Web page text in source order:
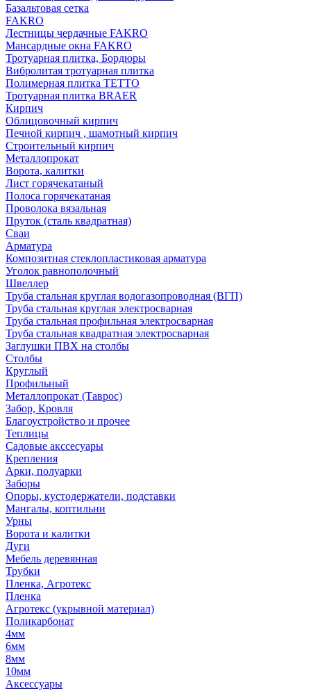
Базальтовая сетка
FAKRO
Лестницы чердачные FAKRO
Мансардные окна FAKRO
Тротуарная плитка, Бордюры
Вибролитая тротуарная плитка
Полимерная плитка TETTO
Тротуарная плитка BRAER
Кирпич
Облицовочный кирпич
Печной кирпич , шамотный кирпич
Строительный кирпич
Металлопрокат
Ворота, калитки
Лист горячекатаный
Полоса горячекатаная
Проволока вязальная
Пруток (сталь квадратная)
Сваи
Арматура
Композитная стеклопластиковая арматура
Уголок равнополочный
Швеллер
Труба стальная круглая водогазопроводная (ВГП)
Труба стальная круглая электросварная
Труба стальная профильная электросварная
Труба стальная квадратная электросварная
Заглушки ПВХ на столбы
Столбы
Круглый
Профильный
Металлопрокат (Таврос)
Забор, Кровля
Благоустройство и прочее
Теплицы
Садовые акссесуары
Крепления
Арки, полуарки
Заборы
Опоры, кустодержатели, подставки
Мангалы, коптильни
Урны
Ворота и калитки
Дуги
Мебель деревянная
Трубки
Пленка, Агротекс
Пленка
Агротекс (укрывной материал)
Поликарбонат
4мм
6мм
8мм
10мм
Аксессуары